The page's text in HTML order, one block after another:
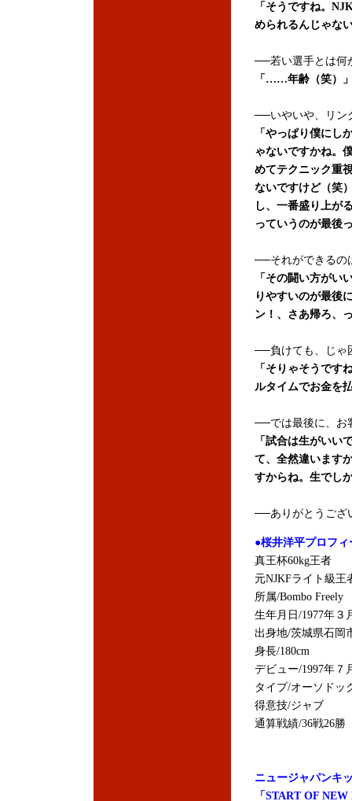
「そうですね。
められるんじゃな
──若い選手とは何
「……年齢（笑）
──いやいや、リン
「やっぱり僕にし
ゃないですかね。
めてテクニック重
ないですけど（笑
し、一番盛り上が
っていうのが最後
──それができるの
「その闘い方がい
りやすいのが最後
ン！、さあ帰ろ、
──負けても、じゃ
「そりゃそうです
ルタイムでお金を
──では最後に、お
「試合は生がいい
て、全然違います
すからね。生でし
──ありがとうござ
●桜井洋平プロフィ
真王杯60kg王者
元NJKFライト級王
所属/Bombo Freely
生年月日/1977年３
出身地/茨城県石岡
身長/180cm
デビュー/1997年７
タイプ/オーソドッ
得意技/ジャブ
通算戦績/36戦26勝
ニュージャパンキ
「START OF